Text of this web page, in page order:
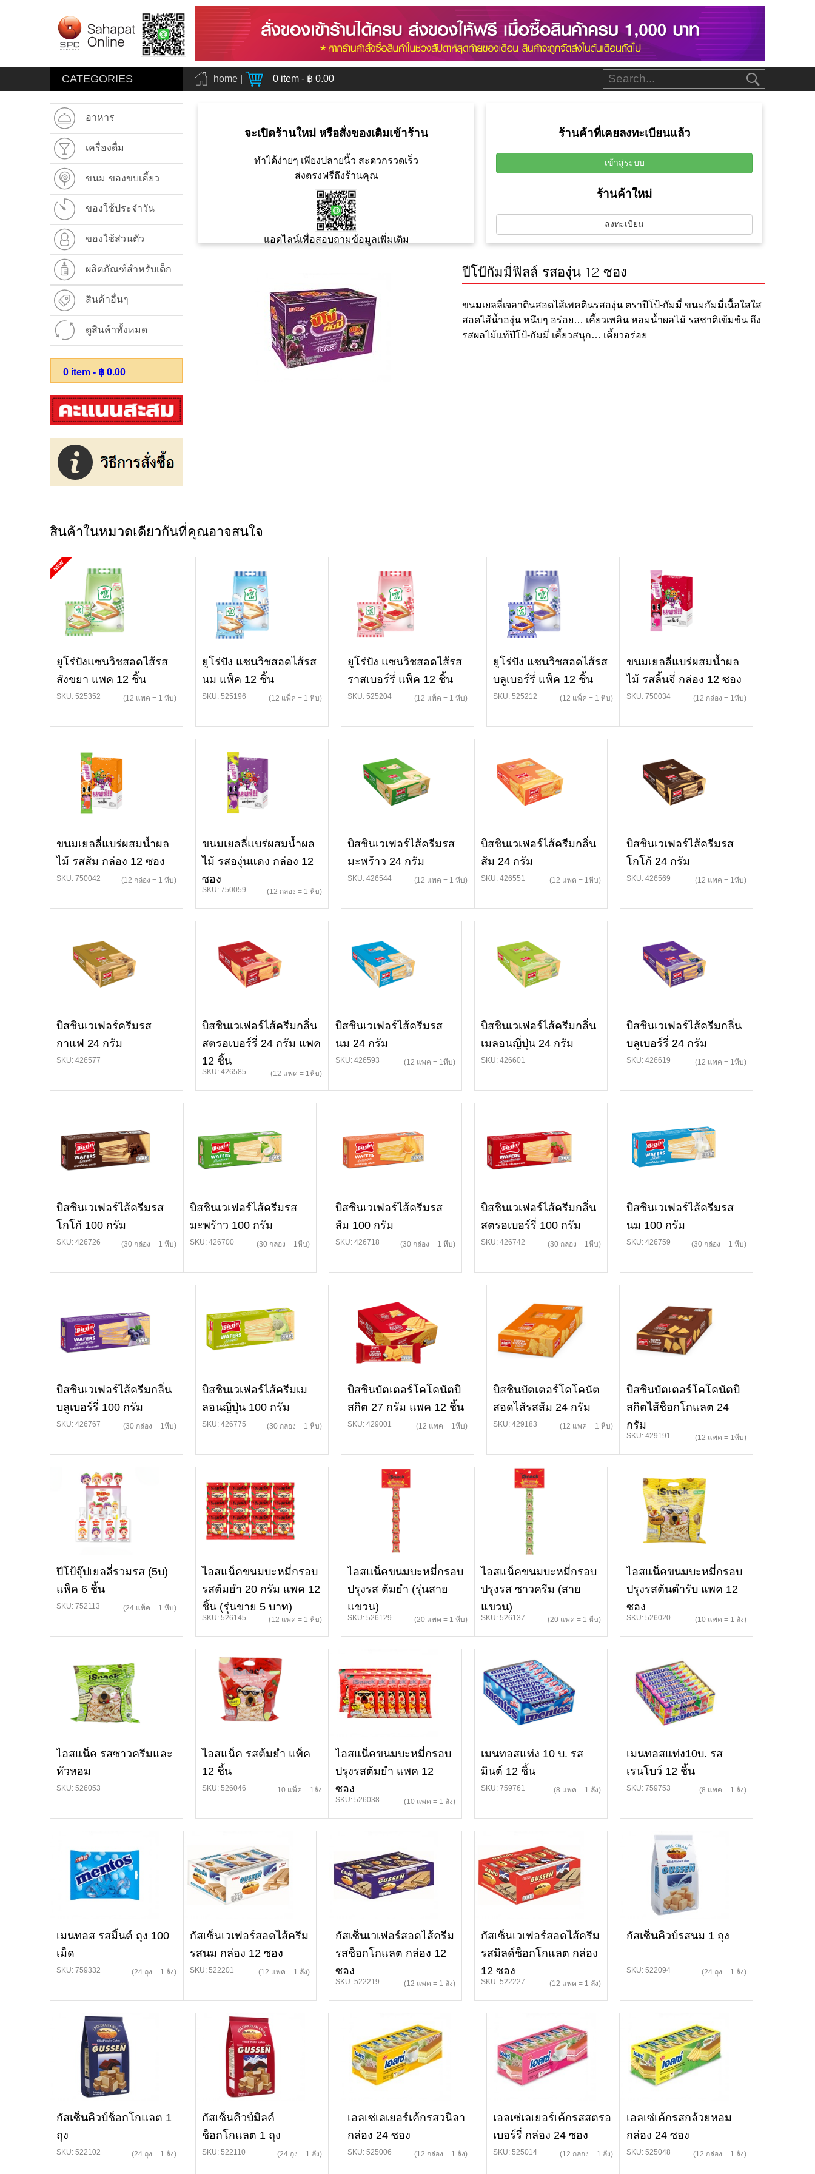
CATEGORIES home 0 item - ฿ 0.00
อาหาร
เครื่องดื่ม
ขนม ของขบเคี้ยว
ของใช้ประจำวัน
ของใช้ส่วนตัว
ผลิตภัณฑ์สำหรับเด็ก
สินค้าอื่นๆ
ดูสินค้าทั้งหมด
0 item - ฿ 0.00
จะเปิดร้านใหม่ หรือสั่งของเติมเข้าร้าน
ทำได้ง่ายๆ เพียงปลายนิ้ว สะดวกรวดเร็ว
ส่งตรงฟรีถึงร้านคุณ
แอดไลน์เพื่อสอบถามข้อมูลเพิ่มเติม
ร้านค้าที่เคยลงทะเบียนแล้ว
เข้าสู่ระบบ
ร้านค้าใหม่
ลงทะเบียน
ปีโป้กัมมี่ฟิลล์ รสองุ่น 12 ซอง
ขนมเยลลี่เจลาตินสอดไส้เพคตินรสองุ่น ตราปีโป้-กัมมี่ ขนมกัมมี่เนื้อใสใส
สอดไส้น้ำองุ่น หนึบๆ อร่อย… เคี้ยวเพลิน หอมน้ำผลไม้ รสชาติเข้มข้น ถึง
รสผลไม้แท้ปีโป้-กัมมี่ เคี้ยวสนุก… เคี้ยวอร่อย
สินค้าในหมวดเดียวกันที่คุณอาจสนใจ
ยูโร่ปังแซนวิชสอดไส้รส
สังขยา แพค 12 ชิ้น
SKU: 525352 (12 แพค = 1 หีบ)
ยูโร่ปัง แซนวิชสอดไส้รส
นม แพ็ค 12 ชิ้น
SKU: 525196 (12 แพ็ค = 1 หีบ)
ยูโร่ปัง แซนวิชสอดไส้รส
ราสเบอร์รี่ แพ็ค 12 ชิ้น
SKU: 525204 (12 แพ็ค = 1 หีบ)
ยูโร่ปัง แซนวิชสอดไส้รส
บลูเบอร์รี่ แพ็ค 12 ชิ้น
SKU: 525212 (12 แพ็ค = 1 หีบ)
ขนมเยลลี่แบร่ผสมน้ำผล
ไม้ รสลิ้นจี่ กล่อง 12 ซอง
SKU: 750034 (12 กล่อง = 1หีบ)
ขนมเยลลี่แบร่ผสมน้ำผล
ไม้ รสส้ม กล่อง 12 ซอง
SKU: 750042 (12 กล่อง = 1 หีบ)
ขนมเยลลี่แบร่ผสมน้ำผล
ไม้ รสองุ่นแดง กล่อง 12
ซอง
SKU: 750059 (12 กล่อง = 1 หีบ)
บิสชินเวเฟอร์ไส้ครีมรส
มะพร้าว 24 กรัม
SKU: 426544 (12 แพค = 1 หีบ)
บิสชินเวเฟอร์ไส้ครีมกลิ่น
ส้ม 24 กรัม
SKU: 426551 (12 แพค = 1หีบ)
บิสชินเวเฟอร์ไส้ครีมรส
โกโก้ 24 กรัม
SKU: 426569 (12 แพค = 1หีบ)
บิสชินเวเฟอร์ครีมรส
กาแฟ 24 กรัม
SKU: 426577
บิสชินเวเฟอร์ไส้ครีมกลิ่น
สตรอเบอร์รี่ 24 กรัม แพค
12 ชิ้น
SKU: 426585 (12 แพค = 1หีบ)
บิสชินเวเฟอร์ไส้ครีมรส
นม 24 กรัม
SKU: 426593 (12 แพค = 1หีบ)
บิสชินเวเฟอร์ไส้ครีมกลิ่น
เมลอนญี่ปุ่น 24 กรัม
SKU: 426601
บิสชินเวเฟอร์ไส้ครีมกลิ่น
บลูเบอร์รี่ 24 กรัม
SKU: 426619 (12 แพค = 1หีบ)
บิสชินเวเฟอร์ไส้ครีมรส
โกโก้ 100 กรัม
SKU: 426726 (30 กล่อง = 1 หีบ)
บิสชินเวเฟอร์ไส้ครีมรส
มะพร้าว 100 กรัม
SKU: 426700 (30 กล่อง = 1หีบ)
บิสชินเวเฟอร์ไส้ครีมรส
ส้ม 100 กรัม
SKU: 426718 (30 กล่อง = 1 หีบ)
บิสชินเวเฟอร์ไส้ครีมกลิ่น
สตรอเบอร์รี่ 100 กรัม
SKU: 426742 (30 กล่อง = 1หีบ)
บิสชินเวเฟอร์ไส้ครีมรส
นม 100 กรัม
SKU: 426759 (30 กล่อง = 1 หีบ)
บิสชินเวเฟอร์ไส้ครีมกลิ่น
บลูเบอร์รี่ 100 กรัม
SKU: 426767 (30 กล่อง = 1หีบ)
บิสชินเวเฟอร์ไส้ครีมเม
ลอนญี่ปุ่น 100 กรัม
SKU: 426775 (30 กล่อง = 1 หีบ)
บิสชินบัตเตอร์โคโคนัตบิ
สกิต 27 กรัม แพค 12 ชิ้น
SKU: 429001 (12 แพค = 1หีบ)
บิสชินบัตเตอร์โคโคนัต
สอดไส้รสส้ม 24 กรัม
SKU: 429183 (12 แพค = 1 หีบ)
บิสชินบัตเตอร์โคโคนัตบิ
สกิตไส้ช็อกโกแลต 24
กรัม
SKU: 429191 (12 แพค = 1หีบ)
ปีโป้จุ๊ปเยลลี่รวมรส (5บ)
แพ็ค 6 ชิ้น
SKU: 752113 (24 แพ็ค = 1 หีบ)
ไอสแน็คขนมบะหมี่กรอบ
รสต้มยำ 20 กรัม แพค 12
ชิ้น (รุ่นขาย 5 บาท)
SKU: 526145 (12 แพค = 1 หีบ)
ไอสแน็คขนมบะหมี่กรอบ
ปรุงรส ต้มยำ (รุ่นสาย
แขวน)
SKU: 526129 (20 แพค = 1 หีบ)
ไอสแน็คขนมบะหมี่กรอบ
ปรุงรส ซาวครีม (สาย
แขวน)
SKU: 526137 (20 แพค = 1 หีบ)
ไอสแน็คขนมบะหมี่กรอบ
ปรุงรสต้นตำรับ แพค 12
ซอง
SKU: 526020 (10 แพค = 1 ลัง)
ไอสแน็ค รสซาวครีมและ
หัวหอม
SKU: 526053
ไอสแน็ค รสต้มยำ แพ็ค
12 ชิ้น
SKU: 526046 10 แพ็ค = 1ลัง
ไอสแน็คขนมบะหมี่กรอบ
ปรุงรสต้มยำ แพค 12
ซอง
SKU: 526038 (10 แพค = 1 ลัง)
เมนทอสแท่ง 10 บ. รส
มินต์ 12 ชิ้น
SKU: 759761 (8 แพค = 1 ลัง)
เมนทอสแท่ง10บ. รส
เรนโบว์ 12 ชิ้น
SKU: 759753 (8 แพค = 1 ลัง)
เมนทอส รสมิ้นต์ ถุง 100
เม็ด
SKU: 759332 (24 ถุง = 1 ลัง)
กัสเซ็นเวเฟอร์สอดไส้ครีม
รสนม กล่อง 12 ซอง
SKU: 522201 (12 แพค = 1 ลัง)
กัสเซ็นเวเฟอร์สอดไส้ครีม
รสช็อกโกแลต กล่อง 12
ซอง
SKU: 522219 (12 แพค = 1 ลัง)
กัสเซ็นเวเฟอร์สอดไส้ครีม
รสมิลด์ช็อกโกแลต กล่อง
12 ซอง
SKU: 522227 (12 แพค = 1 ลัง)
กัสเซ็นคิวบ์รสนม 1 ถุง
SKU: 522094 (24 ถุง = 1 ลัง)
กัสเซ็นคิวบ์ช็อกโกแลต 1
ถุง
SKU: 522102 (24 ถุง = 1 ลัง)
กัสเซ็นคิวบ์มิลค์
ช็อกโกแลต 1 ถุง
SKU: 522110 (24 ถุง = 1 ลัง)
เอลเซ่เลเยอร์เค้กรสวนิลา
กล่อง 24 ซอง
SKU: 525006 (12 กล่อง = 1 ลัง)
เอลเซ่เลเยอร์เค้กรสสตรอ
เบอร์รี่ กล่อง 24 ซอง
SKU: 525014 (12 กล่อง = 1 ลัง)
เอลเซ่เค้กรสกล้วยหอม
กล่อง 24 ซอง
SKU: 525048 (12 กล่อง = 1 ลัง)